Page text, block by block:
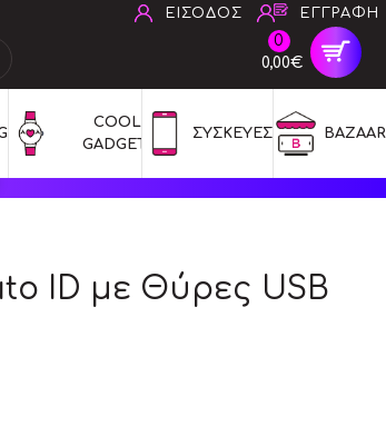
ΕΙΣΟΔΟΣ ΕΓΓΡΑΦΗ
0
0,00€
COOL
GADGETS
ΣΥΣΚΕΥΕΣ BAZAAR
ID με Θύρες USB